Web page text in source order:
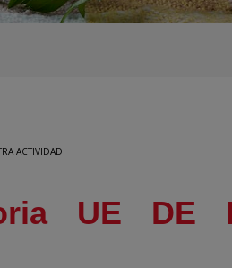
ACTIVIDAD
UE DE